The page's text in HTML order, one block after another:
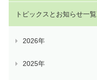
トピックスとお知らせ一覧
2026年
2025年